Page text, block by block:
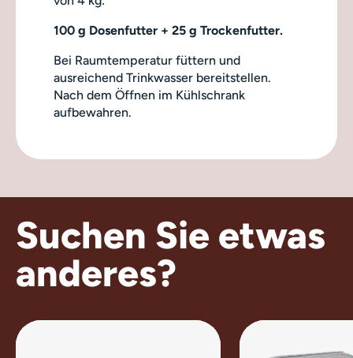
100 g Dosenfutter + 25 g Trockenfutter.
Bei Raumtemperatur füttern und
ausreichend Trinkwasser bereitstellen.
Nach dem Öffnen im Kühlschrank
aufbewahren.
Suchen Sie etwas
anderes?